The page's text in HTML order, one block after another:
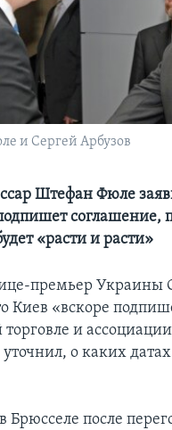
СЕТИ
и Сергей Арбузов
Штефан Фюле
соглашение,
«расти и расти»
премьер Украины
Киев «вскоре
торговле и
о каких
Брюсселе после